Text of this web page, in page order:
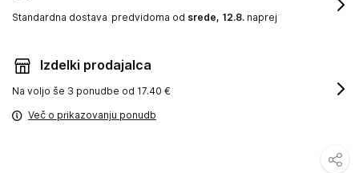
Standardna dostava predvidoma od srede, 12.8. naprej
Izdelki prodajalca
Na voljo še 3 ponudbe od 17.40 €
Več o prikazovanju ponudb